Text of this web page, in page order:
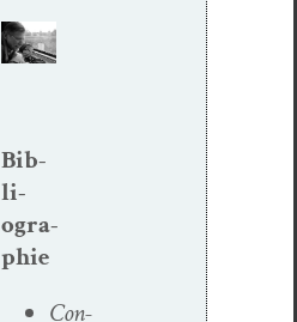
Bib­
li­
ogra­
phie
Con­